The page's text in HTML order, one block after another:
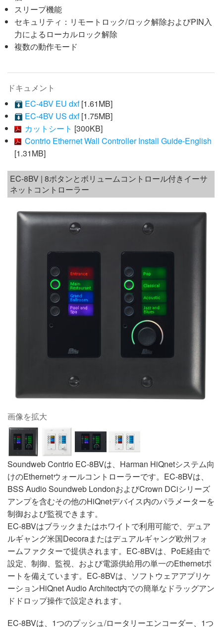
スリープ機能
セキュリティ：リモートロック/ロック解除およびPIN入
力によるローカルロック解除
複数の動作モード
ドキュメント
EC-4BV EU dxf[1.61MB]
EC-4BV US dxf[1.75MB]
カットシート [300KB]
Contrio Ethernet Wall Controller Install Guide-English
[1.31MB]
EC-8BV | 8ボタンとボリュームコントロール付きイーサ
ネットコントローラー
画像を拡大
Soundweb Contrio EC-8BVは、Harman HiQnetシステム向
けのEthernetウォールコントローラーです。EC-8BVは、
BSS Audio Soundweb LondonおよびCrown DCiシリーズ
アンプを含むその他のHiQnetデバイス内のパラメーターを
制御および監視できます。
EC-8BVはブラックまたはホワイトで利用可能で、デュア
ルギャング米国Decoraまたはデュアルギャング欧州フォ
ームファクターで提供されます。EC-8BVは、PoE経由で
設定、制御、監視、および電源供給用の単一のEthernetポ
ートを備えています。EC-8BVは、ソフトウェアアプリケ
ーションHiQnet Audio Architect内での簡単なドラッグアン
ドドロップ操作で設定されます。
EC-8BVは、1つのプッシュ/ロータリーエンコーダー、1つ